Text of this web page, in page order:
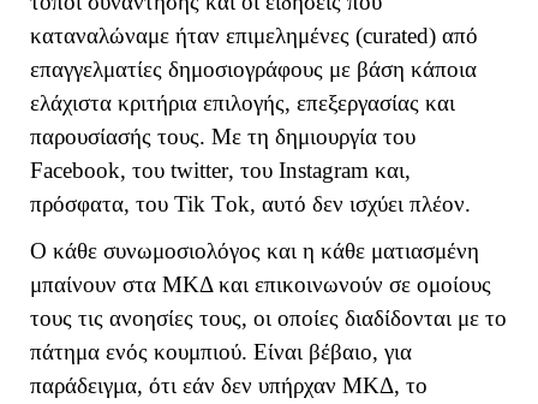
καταναλώναμε ήταν επιμελημένες (curated) από
επαγγελματίες δημοσιογράφους με βάση κάποια
ελάχιστα κριτήρια επιλογής, επεξεργασίας και
παρουσίασής τους. Με τη δημιουργία του
Facebook, του twitter, του Instagram και,
πρόσφατα, του Tik Tok, αυτό δεν ισχύει πλέον.
Ο κάθε συνωμοσιολόγος και η κάθε ματιασμένη
μπαίνουν στα ΜΚΔ και επικοινωνούν σε ομοίους
τους τις ανοησίες τους, οι οποίες διαδίδονται με το
πάτημα ενός κουμπιού. Είναι βέβαιο, για
παράδειγμα, ότι εάν δεν υπήρχαν ΜΚΔ, το